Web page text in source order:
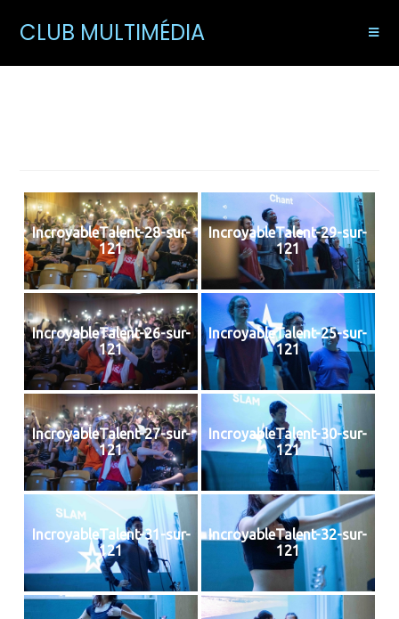
CLUB MULTIMÉDIA
IncroyableTalent-28-sur-
121
IncroyableTalent-29-sur-
121
IncroyableTalent-26-sur-
121
IncroyableTalent-25-sur-
121
IncroyableTalent-27-sur-
121
IncroyableTalent-30-sur-
121
IncroyableTalent-31-sur-
121
IncroyableTalent-32-sur-
121